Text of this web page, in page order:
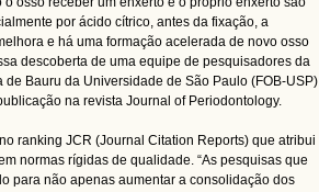
por ácido cítrico, antes da fixação, a
e há uma formação acelerada de novo osso
descoberta de uma equipe de pesquisadores da
de Bauru da Universidade de São Paulo (FOB-USP)
na revista Journal of Periodontology.
ranking JCR (Journal Citation Reports) que atribui
normas rígidas de qualidade. “As pesquisas que
para não apenas aumentar a consolidação dos